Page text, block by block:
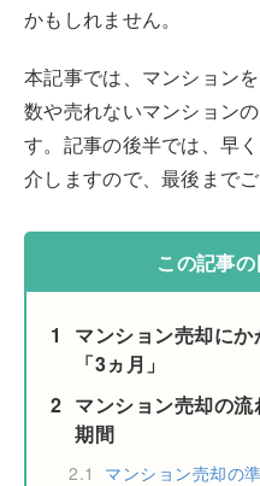
かもしれません。
本記事では、マンション
数や売れないマンション
す。記事の後半では、早
介しますので、最後までご
この記事の
1
マンション売却に
「3ヵ月」
2 マンション売却の
期間
2.1
マンション売却の